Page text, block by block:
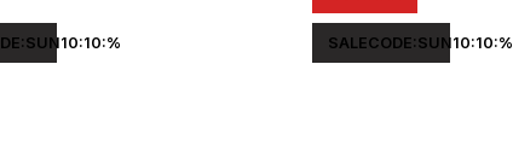
SALECODE:SUN10:10:%